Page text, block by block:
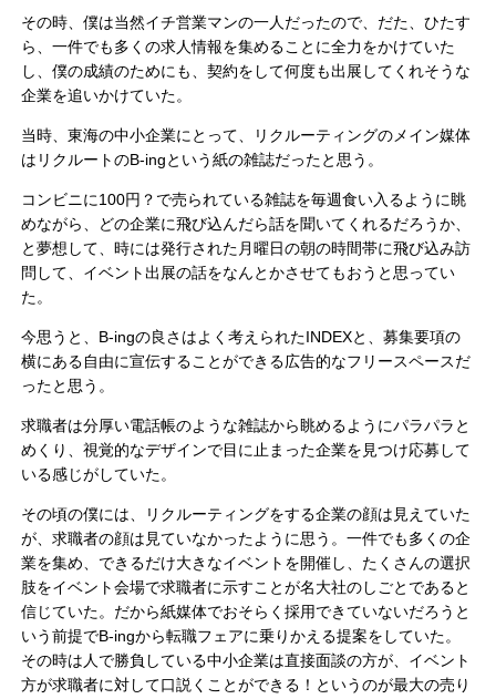
その時、僕は当然イチ営業マンの一人だったので、だた、ひたす
ら、一件でも多くの求人情報を集めることに全力をかけていた
し、僕の成績のためにも、契約をして何度も出展してくれそうな
企業を追いかけていた。
当時、東海の中小企業にとって、リクルーティングのメイン媒体
はリクルートのB-ingという紙の雑誌だったと思う。
コンビニに100円？で売られている雑誌を毎週食い入るように眺
めながら、どの企業に飛び込んだら話を聞いてくれるだろうか、
と夢想して、時には発行された月曜日の朝の時間帯に飛び込み訪
問して、イベント出展の話をなんとかさせてもおうと思ってい
た。
今思うと、B-ingの良さはよく考えられたINDEXと、募集要項の
横にある自由に宣伝することができる広告的なフリースペースだ
ったと思う。
求職者は分厚い電話帳のような雑誌から眺めるようにパラパラと
めくり、視覚的なデザインで目に止まった企業を見つけ応募して
いる感じがしていた。
その頃の僕には、リクルーティングをする企業の顔は見えていた
が、求職者の顔は見ていなかったように思う。一件でも多くの企
業を集め、できるだけ大きなイベントを開催し、たくさんの選択
肢をイベント会場で求職者に示すことが名大社のしごとであると
信じていた。だから紙媒体でおそらく採用できていないだろうと
いう前提でB-ingから転職フェアに乗りかえる提案をしていた。
その時は人で勝負している中小企業は直接面談の方が、イベント
方が求職者に対して口説くことができる！というのが最大の売り